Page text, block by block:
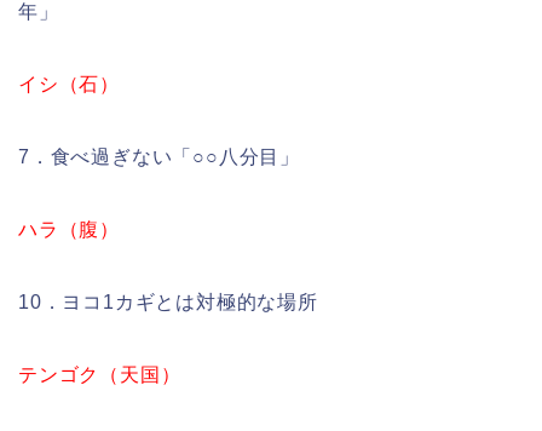
年」
イシ（石）
7．食べ過ぎない「○○八分目」
ハラ（腹）
10．ヨコ1カギとは対極的な場所
テンゴク（天国）